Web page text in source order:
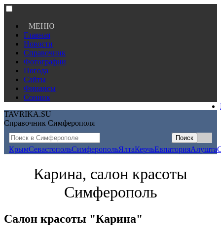
МЕНЮ
Главная
Новости
Справочник
Фотографии
Погода
Сайты
Финансы
Сонник
TAVRIKA.SU
Справочник Симферополя
КрымСевастопольСимферопольЯлтаКерчьЕвпаторияАлушта
Карина, салон красоты
Симферополь
Салон красоты "Карина"